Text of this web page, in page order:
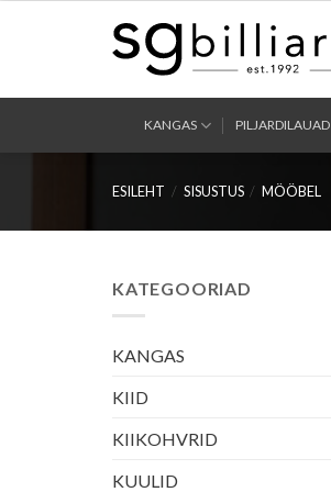
KANGAS PILJARDILAUAD
ESILEHT / SISUSTUS / MÖÖBEL
KATEGOORIAD
KANGAS
KIID
KIIKOHVRID
KUULID